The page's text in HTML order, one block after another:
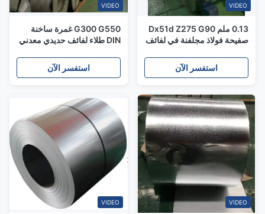
VIDEO
0.13 ملم Dx51d Z275 G90
صفيحة فولاذ مجلفنة في لفائف
استفسر الآن
VIDEO
G300 G550 غمرة ساخنة
DIN طلاء لفائف حديدي معدني
استفسر الآن
VIDEO
VIDEO